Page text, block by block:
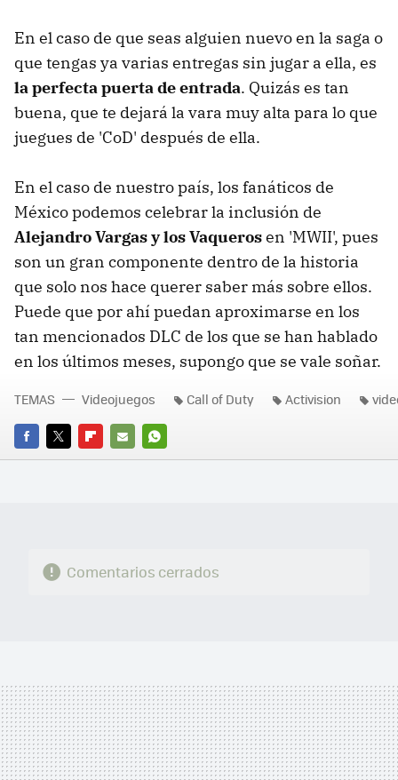
En el caso de que seas alguien nuevo en la saga o
que tengas ya varias entregas sin jugar a ella, es
la perfecta puerta de entrada. Quizás es tan
buena, que te dejará la vara muy alta para lo que
juegues de 'CoD' después de ella.
En el caso de nuestro país, los fanáticos de
México podemos celebrar la inclusión de
Alejandro Vargas y los Vaquerosen 'MWII', pues
son un gran componente dentro de la historia
que solo nos hace querer saber más sobre ellos.
Puede que por ahí puedan aproximarse en los
tan mencionados DLC de los que se han hablado
en los últimos meses, supongo que se vale soñar.
FACEBOOK
TWITTERFLIPBOARD
E-
WHATSAPP
TEMAS Videojuegos Call of Duty Activision
Comentarios cerrados